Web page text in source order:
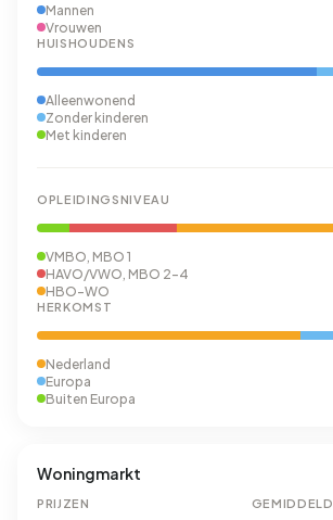
Mannen
Vrouwen
HUISHOUDENS
Alleenwonend
Zonder kinderen
Met kinderen
OPLEIDINGSNIVEAU
VMBO, MBO 1
HAVO/VWO, MBO 2-4
HBO-WO
HERKOMST
Nederland
Europa
Buiten Europa
Woningmarkt
PRIJZEN GEMIDDELD